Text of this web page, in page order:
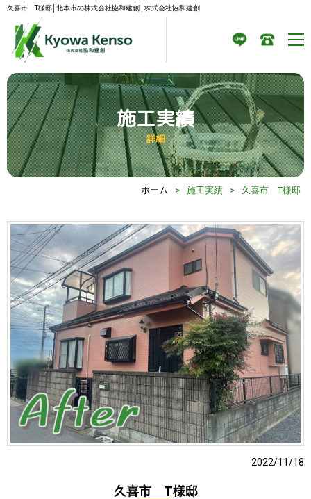
久喜市 T様邸│北本市の株式会社協和建創 | 株式会社協和建創
施工実績
詳細
ホーム > 施工実績 > 久喜市 T様邸
2022/11/18
久喜市 T様邸